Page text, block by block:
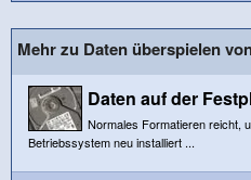
Mehr zu Daten überspielen
Daten auf der
Normales Formatieren reicht,
Betriebssystem neu installiert ...